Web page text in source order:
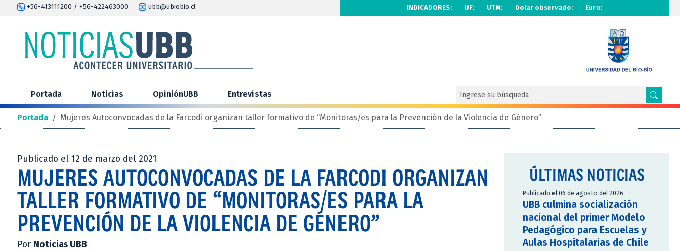
+56-413111200 / +56-422463000 ubb@ubiobio.cl INDICADORES: UF: UTM: Dolar observado: Euro:
Portada Noticias OpiniónUBB Entrevistas
Portada / Mujeres Autoconvocadas de la Farcodi organizan taller formativo de “Monitoras/es para la Prevención de la Violencia de Género”
Publicado el 12 de marzo del 2021
MUJERES AUTOCONVOCADAS DE LA FARCODI ORGANIZAN
TALLER FORMATIVO DE “MONITORAS/ES PARA LA
PREVENCIÓN DE LA VIOLENCIA DE GÉNERO”
Por Noticias UBB
ÚLTIMAS NOTICIAS
Publicado el 06 de agosto del 2026
UBB culmina socialización
nacional del primer Modelo
Pedagógico para Escuelas y
Aulas Hospitalarias de Chile